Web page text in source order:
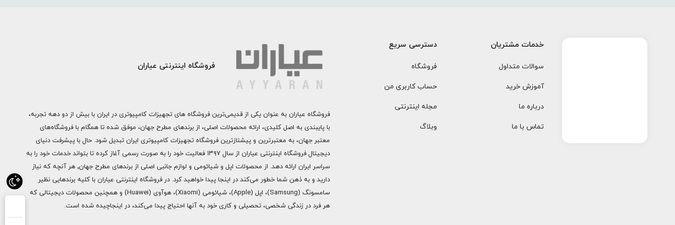
خدمات مشتریان
سوالات متداول
آموزش خرید
درباره ما
تماس با ما
دسترسی سریع
فروشگاه
حساب کاربری من
مجله اینترنتی
وبلاگ
فروشگاه اینترنتی عیاران
فروشگاه عیاران به عنوان یکی از قدیمی‌ترین فروشگاه های تجهیزات کامپیوتری در ایران با بیش از دو دهه تجربه،
با پایبندی به اصل کلیدی، ارائه محصولات اصلی، از برندهای مطرح جهان، موفق شده تا همگام با فروشگاه‌های
معتبر جهان، به معتبرترین و پیشتازترین فروشگاه تجهیزات کامپیوتری ایران تبدیل شود. حال با پیشرفت دنیای
دیجیتال فروشگاه اینترنتی عیاران از سال ۱۳۹۷ فعالیت خود را به صورت رسمی آغاز کرده تا بتواند خدمات خود را به
سراسر ایران ارائه دهد. از محصولات اپل و شیائومی و لوازم جانبی اصلی از برندهای مطرح جهان٬ هر آنچه که نیاز
دارید و به ذهن شما خطور می‌کند در اینجا پیدا خواهید کرد. در فروشگاه اینترنتی عیاران با کلیه برندهایی نظیر
سامسونگ (Samsung)، اپل (Apple)، شیائومی (Xiaomi)، هوآوی (Huawei) و همچنین محصولات دیجیتالی که
هر فرد در زندگی شخصی، تحصیلی و کاری خود به آنها احتیاج پیدا می‌کند، در اینجاچیده شده است.